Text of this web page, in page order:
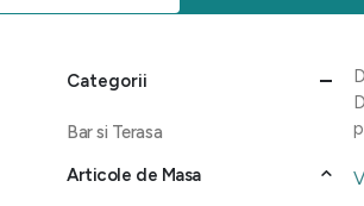
Categorii
Bar si Terasa
Articole de Masa